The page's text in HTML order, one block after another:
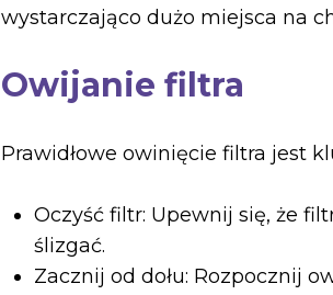
wystarczająco dużo miejsca na
Owijanie filtra
Prawidłowe owinięcie filtra jest
Oczyść filtr: Upewnij się, że
ślizgać.
Zacznij od dołu: Rozpocznij